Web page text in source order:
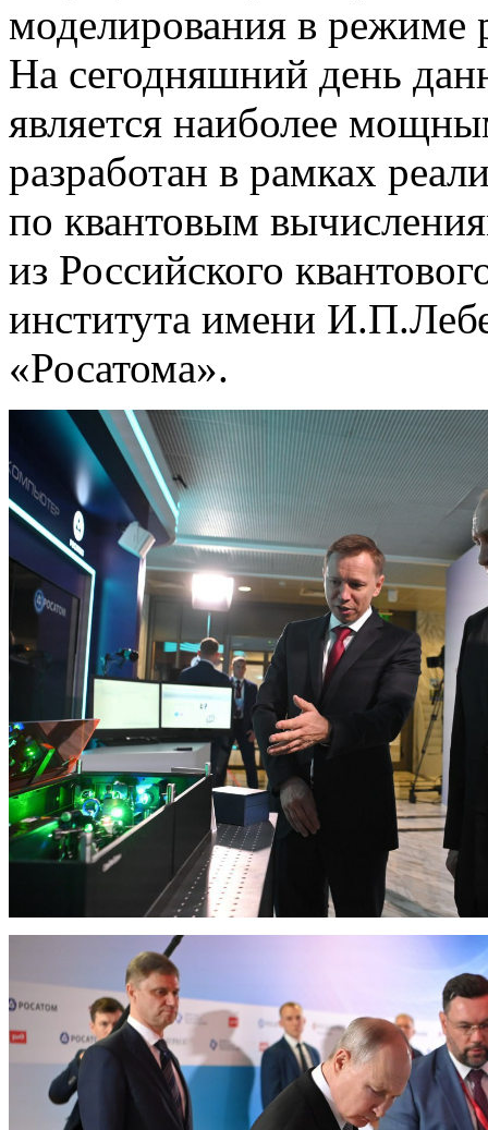
моделирования в режиме
На сегодняшний день
является наиболее
разработан в рамках
по квантовым
из Российского
института имени
«Росатома».